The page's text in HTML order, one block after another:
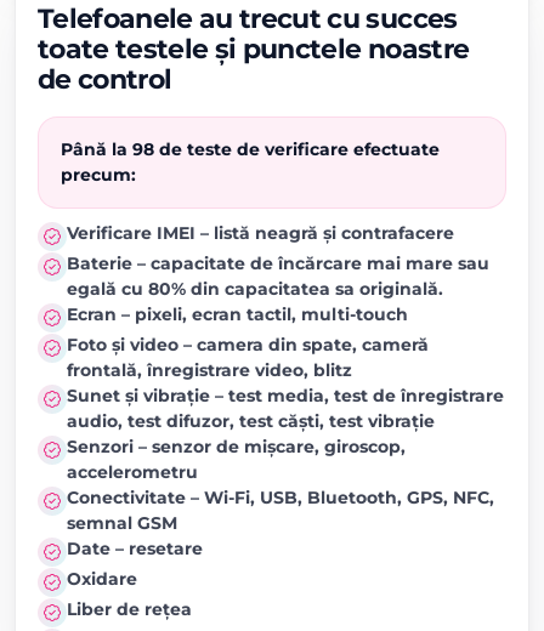
Telefoanele au trecut cu succes
toate testele și punctele noastre
de control
Până la 98 de teste de verificare efectuate
precum:
Verificare IMEI – listă neagră și contrafacere
Baterie – capacitate de încărcare mai mare sau
egală cu 80% din capacitatea sa originală.
Ecran – pixeli, ecran tactil, multi-touch
Foto și video – camera din spate, cameră
frontală, înregistrare video, blitz
Sunet și vibrație – test media, test de înregistrare
audio, test difuzor, test căști, test vibrație
Senzori – senzor de mișcare, giroscop,
accelerometru
Conectivitate – Wi-Fi, USB, Bluetooth, GPS, NFC,
semnal GSM
Date – resetare
Oxidare
Liber de rețea